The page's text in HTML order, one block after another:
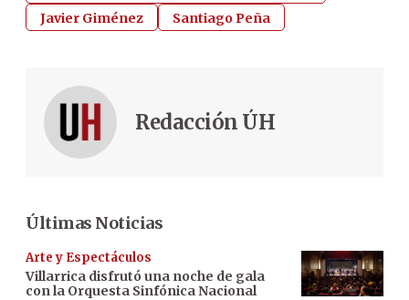
Javier Giménez
Santiago Peña
Redacción ÚH
Últimas Noticias
Arte y Espectáculos
Villarrica disfrutó una noche de gala
con la Orquesta Sinfónica Nacional